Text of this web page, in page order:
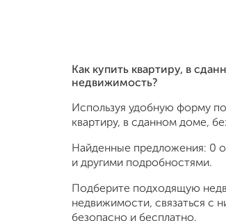
Как купить квартиру, в
недвижимость?
Используя удобную форму
квартиру, в сданном доме,
Найденные предложения: 0
и другими подробностями.
Подберите подходящую
недвижимости, связаться с
безопасно и бесплатно.